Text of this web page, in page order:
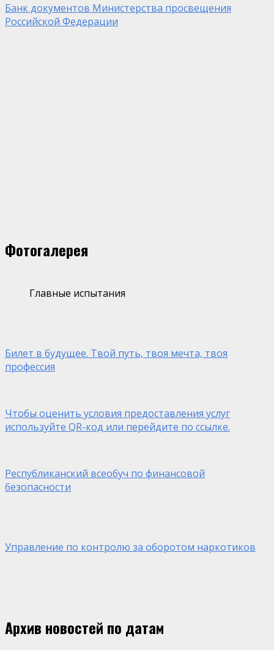
Банк документов Министерства просвещения
Российской Федерации
Фотогалерея
Главные испытания
Билет в будущее. Твой путь, твоя мечта, твоя
профессия
Чтобы оценить условия предоставления услуг
используйте QR-код или перейдите по ссылке.
Республиканский всеобуч по финансовой
безопасности
Управление по контролю за оборотом наркотиков
Архив новостей по датам